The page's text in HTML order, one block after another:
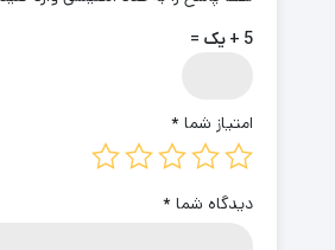
5 + یک =
امتیاز شما *
دیدگاه شما *